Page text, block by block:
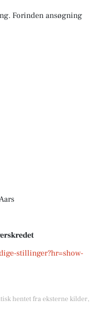
Forinden ansøgning
stillinger?hr=show-
hentet fra eksterne kilder,